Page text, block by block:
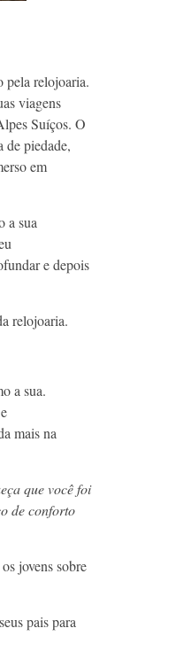
pela relojoaria.
viagens
Suíços. O
de piedade,
em
a sua
e depois
relojoaria.
a sua.
mais na
que você foi
de conforto
jovens sobre
pais para